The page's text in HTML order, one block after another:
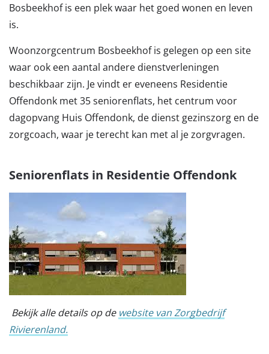
Bosbeekhof is een plek waar het goed wonen en leven
is.
Woonzorgcentrum Bosbeekhof is gelegen op een site
waar ook een aantal andere dienstverleningen
beschikbaar zijn. Je vindt er eveneens Residentie
Offendonk met 35 seniorenflats, het centrum voor
dagopvang Huis Offendonk, de dienst gezinszorg en de
zorgcoach, waar je terecht kan met al je zorgvragen.
Seniorenflats in Residentie Offendonk
Bekijk alle details op de website van Zorgbedrijf
Rivierenland.